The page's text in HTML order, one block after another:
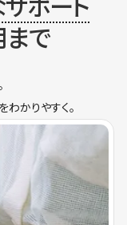
ポート
まで
かりやすく。